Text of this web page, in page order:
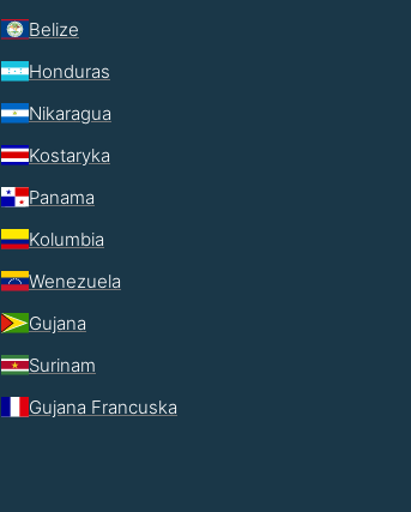
Belize
Honduras
Nikaragua
Kostaryka
Panama
Kolumbia
Wenezuela
Gujana
Surinam
Gujana Francuska